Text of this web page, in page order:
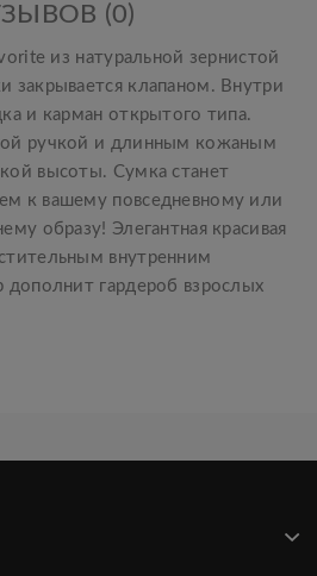
(0)
из натуральной зернистой
закрывается клапаном. Внутри
и карман открытого типа.
ручкой и длинным кожаным
высоты. Сумка станет
к вашему повседневному или
образу! Элегантная красивая
внутренним
дополнит гардероб взрослых